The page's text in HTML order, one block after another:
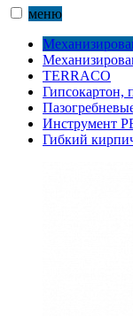
меню
TERRACO
Гипсокартон,
Инструмент
Гибкий